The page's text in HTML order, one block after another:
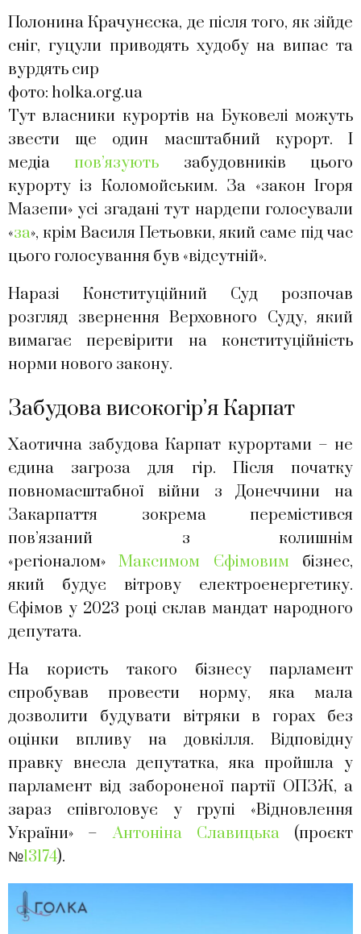
Полонина Крачунєска, де після того, як зійде
сніг, гуцули приводять худобу на випас та
вурдять сир
фото: holka.org.ua
Тут власники курортів на Буковелі можуть
звести ще один масштабний курорт. І
медіа пов’язують забудовників цього
курорту із Коломойським. За «закон Ігоря
Мазепи» усі згадані тут нардепи голосували
«за», крім Василя Петьовки, який саме під час
цього голосування був «відсутній».
Наразі Конституційний Суд розпочав
розгляд звернення Верховного Суду, який
вимагає перевірити на конституційність
норми нового закону.
Забудова високогір’я Карпат
Хаотична забудова Карпат курортами – не
єдина загроза для гір. Після початку
повномасштабної війни з Донеччини на
Закарпаття зокрема перемістився
пов’язаний з колишнім
«регіоналом»Максимом Єфімовим бізнес,
який будує вітрову електроенергетику.
Єфімов у 2023 році склав мандат народного
депутата.
На користь такого бізнесу парламент
спробував провести норму, яка мала
дозволити будувати вітряки в горах без
оцінки впливу на довкілля. Відповідну
правку внесла депутатка, яка пройшла у
парламент від забороненої партії ОПЗЖ, а
зараз співголовує у групі «Відновлення
України» –Антоніна Славицька(проєкт
№13174).